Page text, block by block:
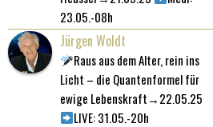
23.05.-08h
Jürgen Woldt
Raus aus dem Alter, rein ins
Licht – die Quantenformel für
ewige Lebenskraft→22.05.25
LIVE: 31.05.-20h